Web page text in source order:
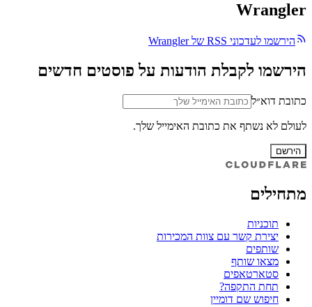
Wrangler
הירשמו לעדכוני RSS של Wrangler
הירשמו לקבלת הודעות על פוסטים חדשים
כתובת דוא״ל
לעולם לא נשתף את כתובת האימייל שלך.
הירשם
מתחילים
תוכניות
יצירת קשר עם צוות המכירות
שותפים
מצאו שותף
סטארטאפים
תחת התקפה?
חיפוש שם דומיין